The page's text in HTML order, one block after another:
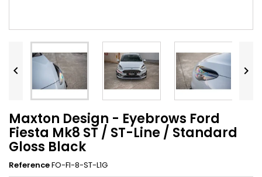
 
Maxton Design - Eyebrows Ford
Fiesta Mk8 ST / ST-Line / Standard
Gloss Black
ReferenceFO-FI-8-ST-L1G